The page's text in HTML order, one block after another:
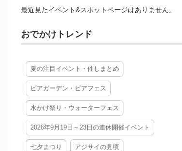
最近見たイベント&スポットページはありません。
おでかけトレンド
夏の注目イベント・催しまとめ
ビアガーデン・ビアフェス
水かけ祭り・ウォーターフェス
2026年9月19日～23日の連休開催イベント
七夕まつり アジサイの見頃